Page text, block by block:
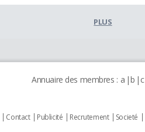
PLUS
Annuaire des membres : a b c
Contact Publicité Recrutement Societé